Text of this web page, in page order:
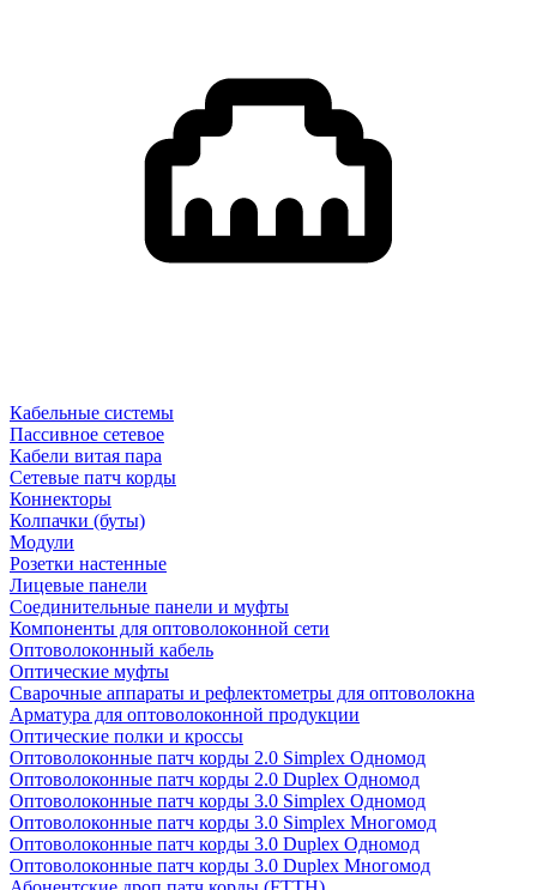
Кабельные системы
Пассивное сетевое
Кабели витая пара
Сетевые патч корды
Коннекторы
Колпачки (буты)
Модули
Розетки настенные
Лицевые панели
Соединительные панели и муфты
Компоненты для оптоволоконной сети
Оптоволоконный кабель
Оптические муфты
Сварочные аппараты и рефлектометры для оптоволокна
Арматура для оптоволоконной продукции
Оптические полки и кроссы
Оптоволоконные патч корды 2.0 Simplex Одномод
Оптоволоконные патч корды 2.0 Duplex Одномод
Оптоволоконные патч корды 3.0 Simplex Одномод
Оптоволоконные патч корды 3.0 Simplex Многомод
Оптоволоконные патч корды 3.0 Duplex Одномод
Оптоволоконные патч корды 3.0 Duplex Многомод